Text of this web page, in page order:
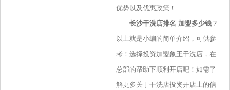
优势以及优惠政策！
长沙干洗店排名 加盟多少钱？
以上就是小编的简单介绍，可供参
考！选择投资加盟象王干洗店，在
总部的帮助下顺利开店吧！如需了
解更多关于干洗店投资开店上的信